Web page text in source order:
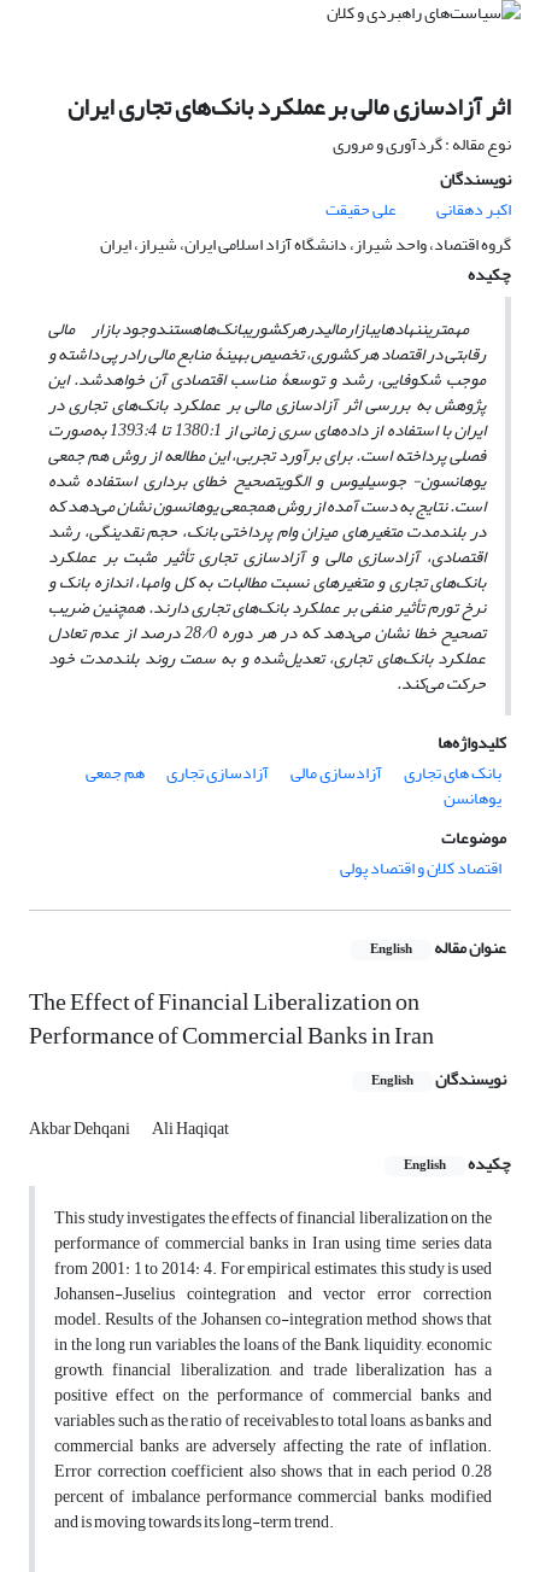
اثر آزادسازی مالی بر عملکرد بانک‌های تجاری ایران
نوع مقاله : گردآوری و مروری
نویسندگان
اکبر دهقانی
علی حقیقت
گروه اقتصاد، واحد شیراز، دانشگاه آزاد اسلامی ایران، شیراز، ایران
چکیده
مهمتریننهادهایبازارمالیدرهرکشوریبانک‌هاهستندوجود بازار مالی
رقابتی در اقتصاد هر کشوری، تخصیص بهینۀ منابع مالی رادر پی داشته و
موجب شکوفایی، رشد و توسعۀ مناسب اقتصادی آن خواهدشد. این
پژوهش به بررسی اثر آزادسازی مالی بر عملکرد بانک‌های تجاری در
ایران با استفاده از داده‌های سری زمانی از 1380:1 تا 1393:4 به‌صورت
فصلی پرداخته است. برای برآورد تجربی، این مطالعه از روش‌ هم جمعی
یوهانسون- جوسیلیوس و الگویتصحیح خطای برداری استفاده شده
است. نتایج به ‌دست‌ آمده از روش همجمعی یوهانسون نشان می‌دهد که
در بلندمدت متغیرهای میزان وام پرداختی بانک، حجم نقدینگی، رشد
اقتصادی، آزادسازی مالی و آزادسازی تجاری تأثیر مثبت بر عملکرد
بانک‌های تجاری و متغیرهای نسبت مطالبات به کل وام­ها، اندازه بانک و
نرخ تورم تأثیر منفی بر عملکرد بانک‌های تجاری دارند. همچنین ضریب
تصحیح خطا نشان می‌دهد که در هر دوره 28/0 درصد از عدم تعادل
عملکرد بانک‌های تجاری، تعدیل‌شده و به سمت روند بلندمدت خود
حرکت می‌کند.
کلیدواژه‌ها
بانک های تجاری
آزادسازی مالی آزادسازی تجاری هم جمعی
یوهانسن
موضوعات
اقتصاد کلان و اقتصاد پولی
عنوان مقاله English
The Effect of Financial Liberalization on
Performance of Commercial Banks in Iran
نویسندگان English
Akbar Dehqani
Ali Haqiqat
چکیده
English
This study investigates the effects of financial liberalization on the
performance of commercial banks in Iran using time series data
from 2001: 1 to 2014: 4. For empirical estimates, this study is used
Johansen-Juselius cointegration and vector error correction
model. Results of the Johansen co-integration method shows that
in the long run variables the loans of the Bank, liquidity, economic
growth, financial liberalization, and trade liberalization has a
positive effect on the performance of commercial banks and
variables such as the ratio of receivables to total loans, as banks and
commercial banks are adversely affecting the rate of inflation.
Error correction coefficient also shows that in each period 0.28
percent of imbalance performance commercial banks, modified
and is moving towards its long-term trend.